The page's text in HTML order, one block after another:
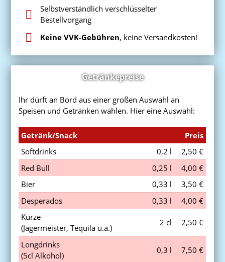
Selbstverständlich verschlüsselter
Bestellvorgang
Keine VVK-Gebühren, keine Versandkosten!
Getränkepreise
Ihr dürft an Bord aus einer großen Auswahl an
Speisen und Getränken wählen. Hier eine Auswahl:
Getränk/Snack
Preis
Softdrinks
0,2 l
2,50 €
Red Bull
0,25 l
4,00 €
Bier
0,33 l
3,50 €
Desperados
0,33 l
4,00 €
Kurze
(Jägermeister, Tequila u.a.)
2 cl 2,50 €
Longdrinks
(5cl Alkohol)
0,3 l 7,50 €